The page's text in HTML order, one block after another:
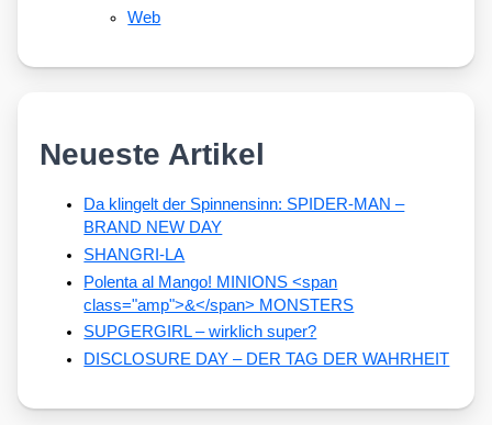
Web
Neueste Artikel
Da klingelt der Spinnensinn: SPIDER-MAN –
BRAND NEW DAY
SHANGRI-LA
Polenta al Mango! MINIONS <span
class="amp">&</span> MONSTERS
SUPGERGIRL – wirklich super?
DISCLOSURE DAY – DER TAG DER WAHRHEIT